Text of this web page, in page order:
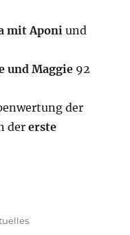
mit Aponi und
und Maggie 92
der
dererste